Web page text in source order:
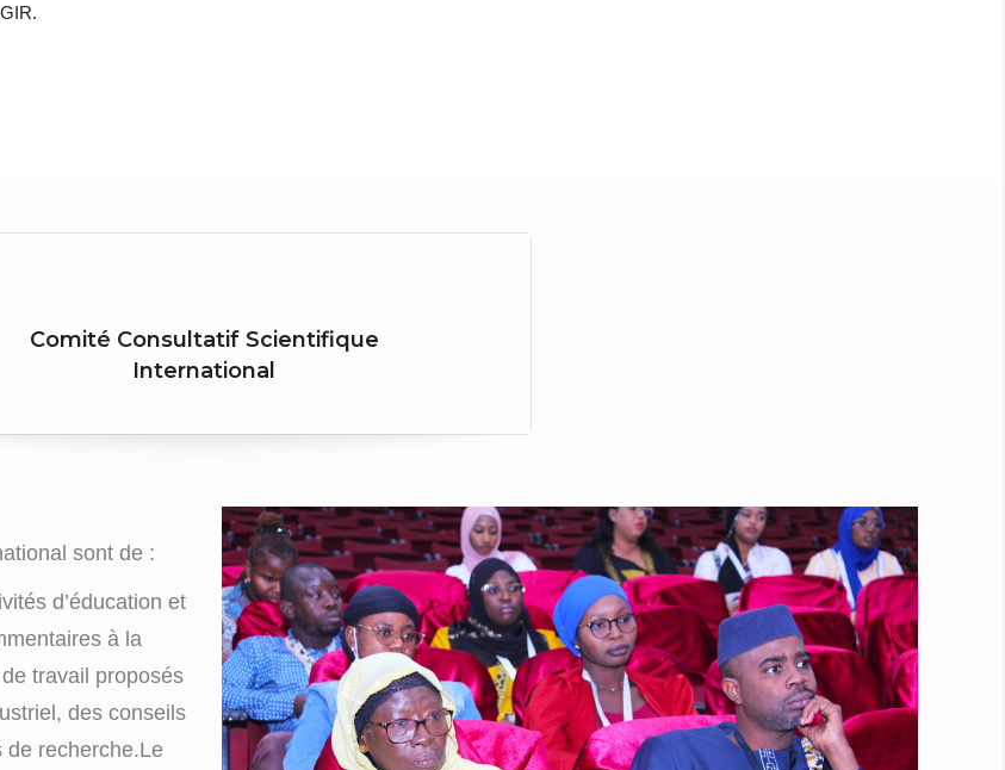
Comité Consultatif Scientifique
International
sont de :
d’éducation et
à la
travail proposés
des conseils
de recherche.Le